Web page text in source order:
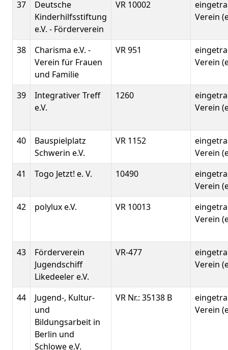
37
Deutsche
Kinderhilfsstiftung
e.V. - Förderverein
VR 10002
Verein
38
Charisma e.V. -
Verein für Frauen
und Familie
VR 951
Verein
39
Integrativer Treff
e.V.
1260
Verein
40
Bauspielplatz
Schwerin e.V.
VR 1152
Verein
41
Togo Jetzt! e. V. 10490
Verein
42
polylux e.V. VR 10013
Verein
43
Förderverein
Jugendschiff
Likedeeler e.V.
VR-477
Verein
44
Jugend-, Kultur-
und
Bildungsarbeit in
Berlin und
Schlowe e.V.
VR Nr.: 35138 B
Verein